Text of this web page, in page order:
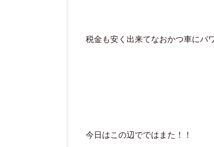
税金も安く出来てなおかつ車にパ
今日はこの辺でではまた！！